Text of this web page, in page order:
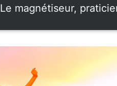
Le magnétiseur,